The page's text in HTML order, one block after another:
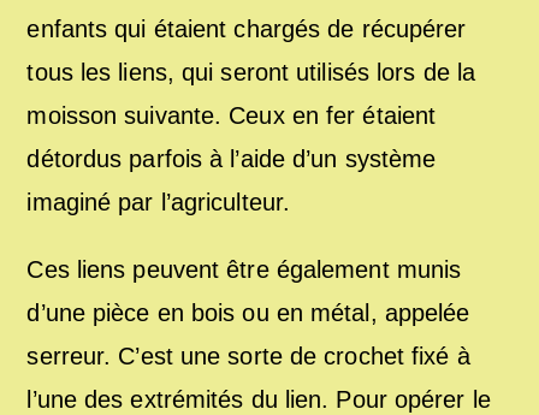
enfants qui étaient chargés de récupérer
tous les liens, qui seront utilisés lors de la
moisson suivante. Ceux en fer étaient
détordus parfois à l’aide d’un système
imaginé par l’agriculteur.
Ces liens peuvent être également munis
d’une pièce en bois ou en métal, appelée
serreur. C’est une sorte de crochet fixé à
l’une des extrémités du lien. Pour opérer le